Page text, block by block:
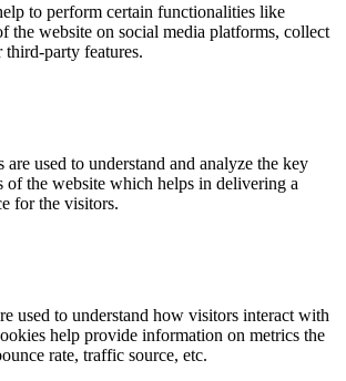
to perform certain functionalities like
the website on social media platforms, collect
third-party features.
are used to understand and analyze the key
of the website which helps in delivering a
for the visitors.
used to understand how visitors interact with
help provide information on metrics the
rate, traffic source, etc.